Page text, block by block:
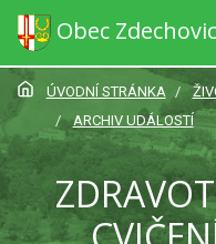
Obec
ÚVODNÍ STRÁNKA
ARCHIV UDÁLOSTÍ